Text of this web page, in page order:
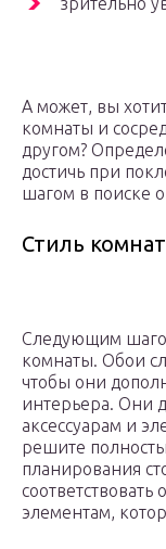
А может, вы
комнаты и
другом?
достичь при
шагом в поиске
Стиль
Следующим
комнаты. Обои
чтобы они
интерьера. Они
аксессуарам и
решите
планирования
элементам,